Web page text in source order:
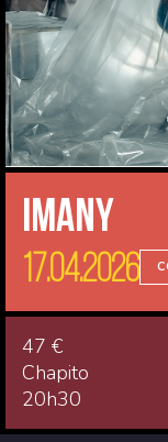
Imany
17.04.2026
47 €
Chapito
20h30